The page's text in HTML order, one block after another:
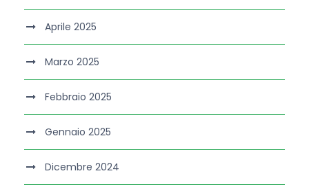
Aprile 2025
Marzo 2025
Febbraio 2025
Gennaio 2025
Dicembre 2024